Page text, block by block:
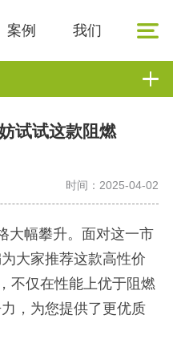
案例 我们
试试这款阻燃
时间：2025-04-02
大幅攀升。面对这一市
大家推荐这款高性价
不仅在性能上优于阻燃
，为您提供了更优质